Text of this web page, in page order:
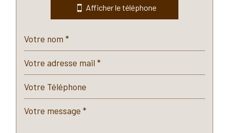
Bureau de poste
Presse et Tabac
statistiques
Afficher le téléphone